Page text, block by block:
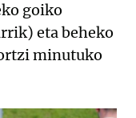
goiko
eta beheko
minutuko